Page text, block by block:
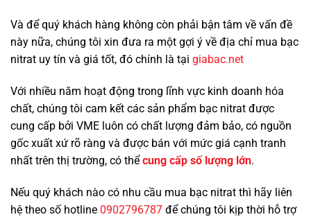
Và để quý khách hàng không còn phải bận tâm về vấn đề
này nữa, chúng tôi xin đưa ra một gợi ý về địa chỉ mua bạc
nitrat uy tín và giá tốt, đó chính là tại giabac.net
Với nhiều năm hoạt động trong lĩnh vực kinh doanh hóa
chất, chúng tôi cam kết các sản phẩm bạc nitrat được
cung cấp bởi VME luôn có chất lượng đảm bảo, có nguồn
gốc xuất xứ rõ ràng và được bán với mức giá cạnh tranh
nhất trên thị trường, có thểcung cấp số lượng lớn.
Nếu quý khách nào có nhu cầu mua bạc nitrat thì hãy liên
hệ theo số hotline 0902796787 để chúng tôi kịp thời hỗ trợ